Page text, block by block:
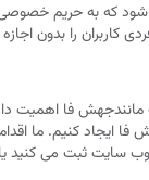
به حریم خصوصی
را بدون
مانندجهش فا
ایجاد کنیم. ما
سایت ثبت می کنید